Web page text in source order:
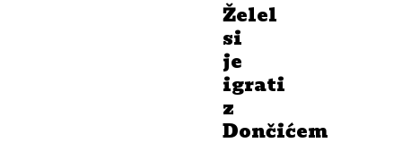
Želel
si
je
igrati
z
Dončićem